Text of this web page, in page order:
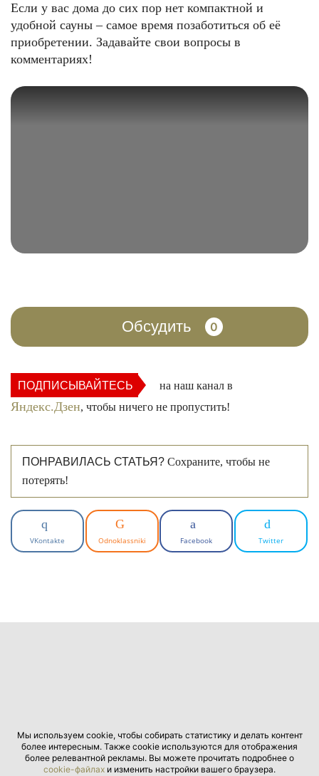
Если у вас дома до сих пор нет компактной и
удобной сауны – самое время позаботиться об её
приобретении. Задавайте свои вопросы в
комментариях!
Обсудить 0
ПОДПИСЫВАЙТЕСЬ на наш канал в
Яндекс.Дзен, чтобы ничего не пропустить!
ПОНРАВИЛАСЬ СТАТЬЯ? Сохраните, чтобы не
потерять!
VKontakte Odnoklassniki Facebook Twitter
Мы используем cookie, чтобы собирать статистику и делать контент
более интересным. Также cookie используются для отображения
более релевантной рекламы. Вы можете прочитать подробнее о
cookie-файлах и изменить настройки вашего браузера.